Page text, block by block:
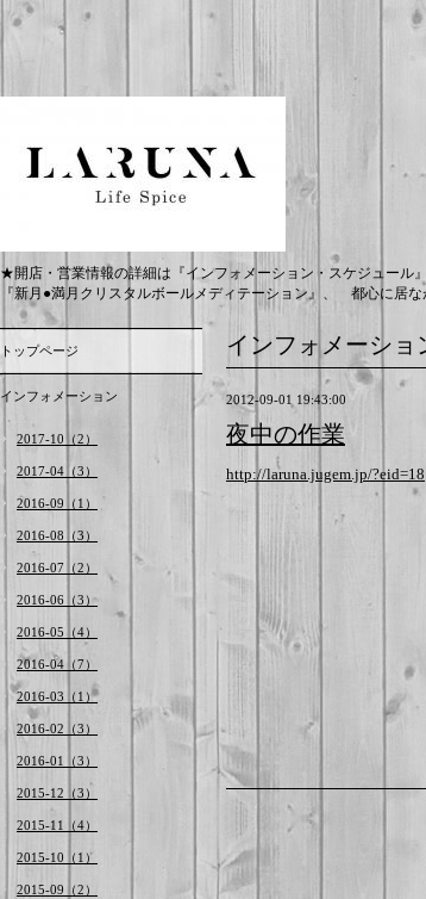
★開店・営業情報の詳細は『インフォメーション・スケジュー
『新月●満月クリスタルボールメディテーション』、 都心に居
インフォメーショ
2012-09-01 19:43:00
夜中の作業
http://laruna.jugem.jp/?eid=18
トップページ
インフォメーション
2017-10（2）
2017-04（3）
2016-09（1）
2016-08（3）
2016-07（2）
2016-06（3）
2016-05（4）
2016-04（7）
2016-03（1）
2016-02（3）
2016-01（3）
2015-12（3）
2015-11（4）
2015-10（1）
2015-09（2）